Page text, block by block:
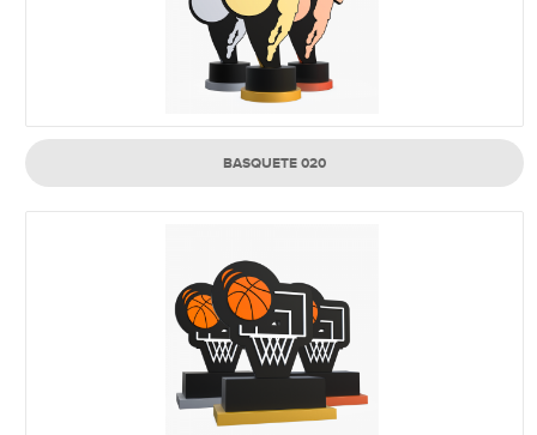
BASQUETE 020